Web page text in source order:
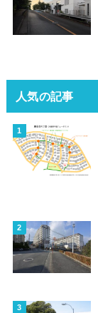
人気の記事